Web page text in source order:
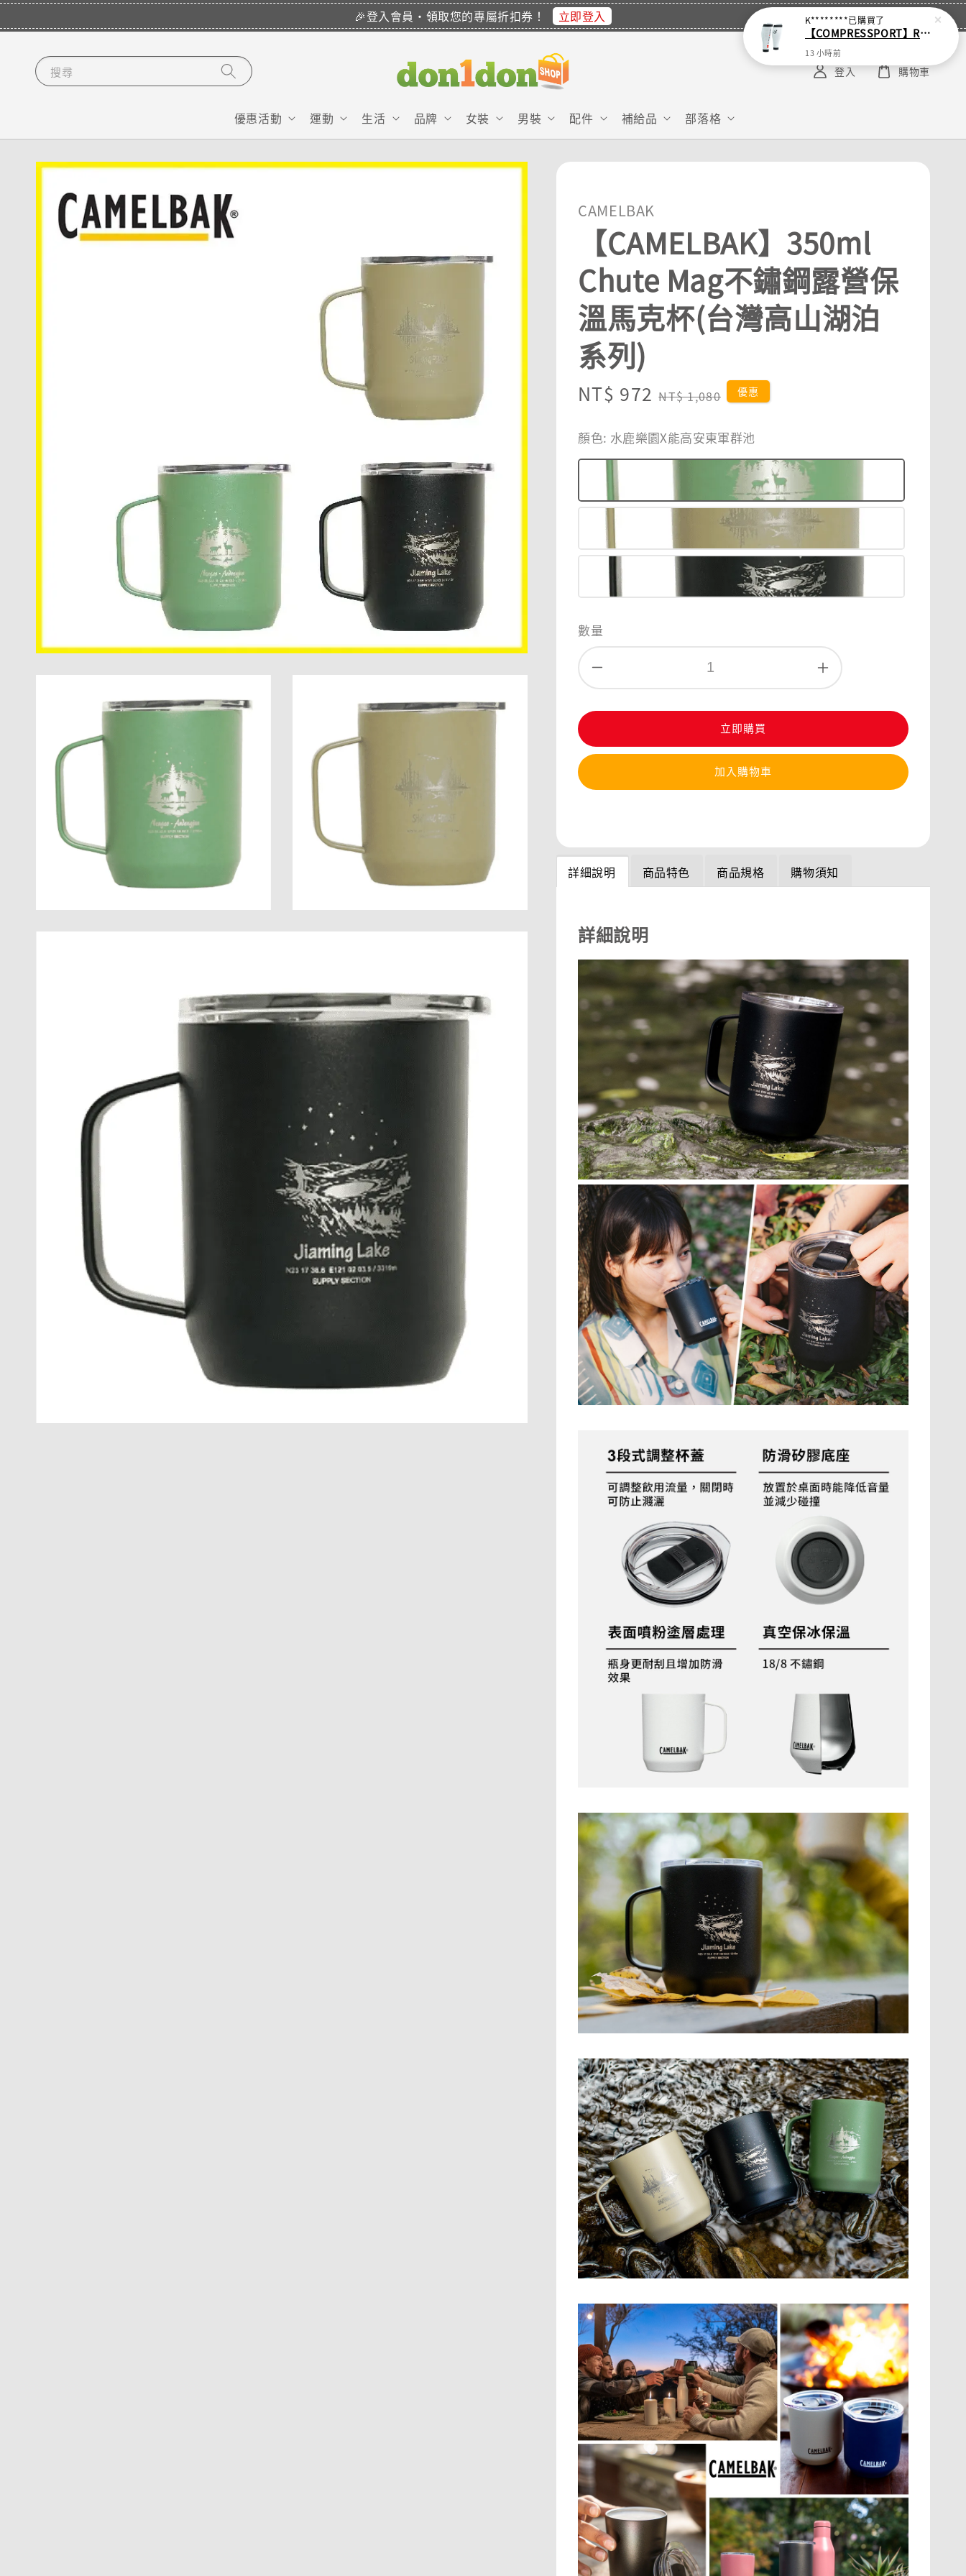
🎉登入會員・領取您的專屬折扣券！ 立即登入
搜尋
優惠活動 運動 生活 品牌 女裝 男裝 配件 補給品 部落格
登入 購物車
CAMELBAK
【CAMELBAK】350ml
Chute Mag不鏽鋼露營保
溫馬克杯(台灣高山湖泊
系列)
Sale
NT$ 972 Regular
NT$ 1,080 優惠
顏色: 水鹿樂園X能高安東軍群池
數量
立即購買
加入購物車
詳細說明 商品特色 商品規格 購物須知
詳細說明
K********已購買了
【COMPRESSPORT】R2 3.0 小腿套 (18色可選)
13 小時前